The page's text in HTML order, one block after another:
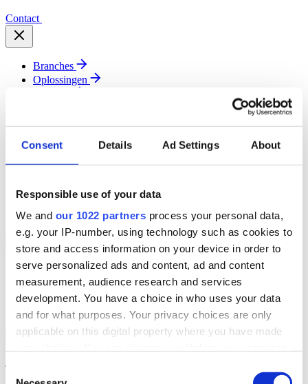
Consent Details Ad Settings About
Responsible use of your data
We and our 1022 partners process your personal data,
e.g. your IP-number, using technology such as cookies to
store and access information on your device in order to
serve personalized ads and content, ad and content
measurement, audience research and services
development. You have a choice in who uses your data
and for what purposes. Your privacy choices are only
applicable on this digital property where you have made
the Privacy trigger icon.
Consent
Contact
Branches
Oplossingen
Region
Klantenportaal
Contact
Back to Menu Branches
Groothandel
Automotive
Verhuur
Field Service
Back to Branches
Groothandel Overzicht
Vergroot je ordercapaciteit en verhoog de klanttevredenheid terwijl